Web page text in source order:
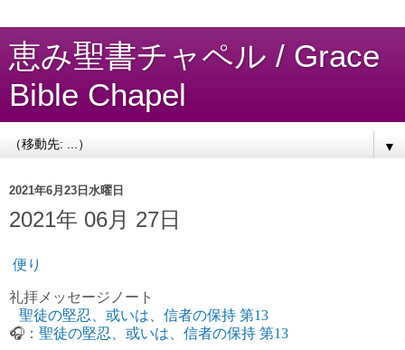
恵み聖書チャペル / Grace
Bible Chapel
▼
2021年6月23日水曜日
2021年 06月 27日
便り
礼拝 メッセージノート
聖徒の堅忍、或いは、信者の保持 第13
🎧： 聖徒の堅忍、或いは、信者の保持 第13